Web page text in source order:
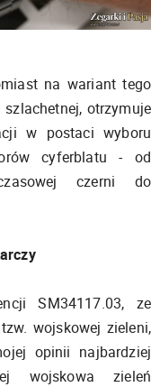
na wariant tego
otrzymuje
w postaci wyboru
cyferblatu - od
czerni do
SM34117.03, ze
wojskowej zieleni,
opinii najbardziej
wojskowa zieleń